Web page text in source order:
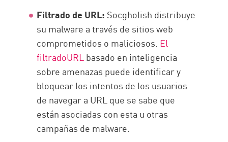
Filtrado de URL: Socgholish distribuye
su malware a través de sitios web
comprometidos o maliciosos. El
filtradoURLbasado en inteligencia
sobre amenazas puede identificar y
bloquear los intentos de los usuarios
de navegar a URL que se sabe que
están asociadas con esta u otras
campañas de malware.